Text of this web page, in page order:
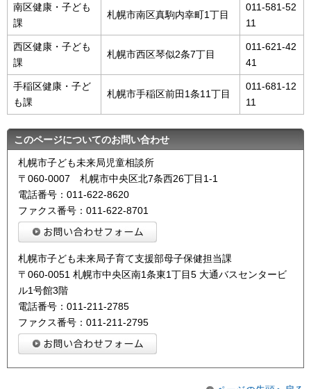
南区健康・子ども
課
札幌市南区真駒内幸町1丁目
011-581-52
11
西区健康・子ども
課
札幌市西区琴似2条7丁目
011-621-42
41
手稲区健康・子ど
も課
札幌市手稲区前田1条11丁目
011-681-12
11
このページについてのお問い合わせ
札幌市子ども未来局児童相談所
〒060-0007 札幌市中央区北7条西26丁目1-1
電話番号：011-622-8620
ファクス番号：011-622-8701
札幌市子ども未来局子育て支援部母子保健担当課
〒060-0051 札幌市中央区南1条東1丁目5 大通バスセンタービ
ル1号館3階
電話番号：011-211-2785
ファクス番号：011-211-2795